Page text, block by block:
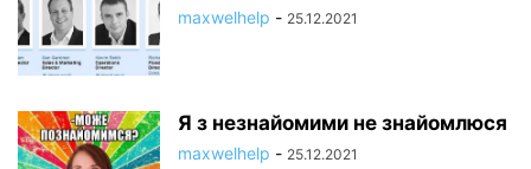
maxwelhelp - 25.12.2021
Я з незнайомими не знайомлюся
maxwelhelp - 25.12.2021